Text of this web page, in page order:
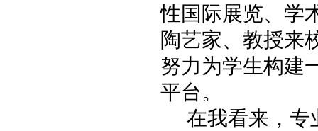
性国际展览、学
陶艺家、教授来
努力为学生构建
平台。
在我看来，专